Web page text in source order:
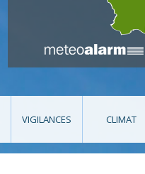
VIGILANCES CLIMAT